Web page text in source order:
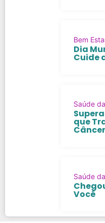
Bem
Dia
Cuide
Saúde
que
Saúde
Você